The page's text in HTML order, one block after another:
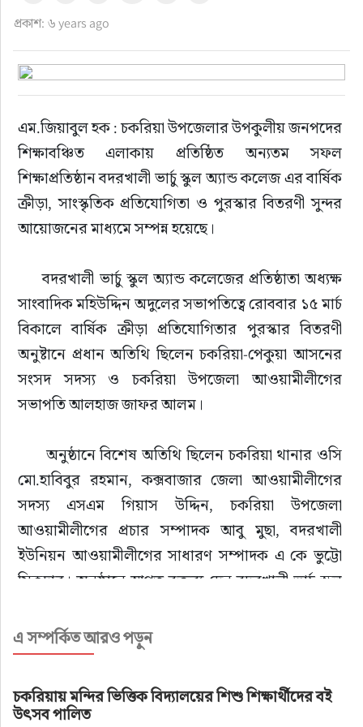
প্রকাশ: ৬ years ago
এম.জিয়াবুল হক : চকরিয়া উপজেলার উপকুলীয় জনপদের
শিক্ষাবঞ্চিত এলাকায় প্রতিষ্ঠিত অন্যতম সফল
শিক্ষাপ্রতিষ্ঠান বদরখালী ভার্চু স্কুল অ্যান্ড কলেজ এর বার্ষিক
ক্রীড়া, সাংস্কৃতিক প্রতিযোগিতা ও পুরস্কার বিতরণী সুন্দর
আয়োজনের মাধ্যমে সম্পন্ন হয়েছে।
     বদরখালী ভার্চু স্কুল অ্যান্ড কলেজের প্রতিষ্ঠাতা অধ্যক্ষ
সাংবাদিক মহিউদ্দিন অদুলের সভাপতিত্বে রোববার ১৫ মার্চ
বিকালে বার্ষিক ক্রীড়া প্রতিযোগিতার পুরস্কার বিতরণী
অনুষ্টানে প্রধান অতিথি ছিলেন চকরিয়া-পেকুয়া আসনের
সংসদ সদস্য ও চকরিয়া উপজেলা আওয়ামীলীগের
সভাপতি আলহাজ জাফর আলম।
      অনুষ্ঠানে বিশেষ অতিথি ছিলেন চকরিয়া থানার ওসি
মো.হাবিবুর রহমান, কক্সবাজার জেলা আওয়ামীলীগের
সদস্য এসএম গিয়াস উদ্দিন, চকরিয়া উপজেলা
আওয়ামীলীগের প্রচার সম্পাদক আবু মুছা, বদরখালী
ইউনিয়ন আওয়ামীলীগের সাধারণ সম্পাদক এ কে ভুট্টো
সিকদার। অনুষ্ঠানে স্বাগত বক্তব্য দেন বদরখালী ভার্চু স্কুল
অনুষ্ঠানে পরিচালনা কমিটির সদস্য, শিক্ষকমন্ডলী,
অভিভাবক, শিক্ষার্থী ও এলাকার সুধীজন উপস্থিত ছিলেন।
জাফর আলম এমপি বলেছেন, চকরিয়া পেকুয়া জনপদে
এ সম্পর্কিত আরও পড়ুন
চকরিয়ায় মন্দির ভিত্তিক বিদ্যালয়ের শিশু শিক্ষার্থীদের বই
উৎসব পালিত